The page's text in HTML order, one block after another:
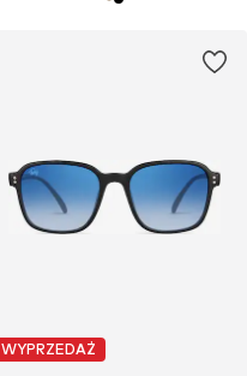
WYPRZEDAŻ